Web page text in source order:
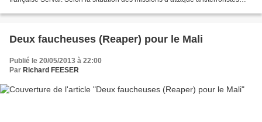
Deux faucheuses (Reaper) pour le Mali
Publié le 20/05/2013 à 22:00
Par Richard FEESER